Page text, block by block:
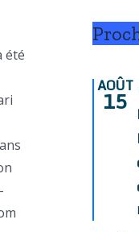
été
AOÛT
15